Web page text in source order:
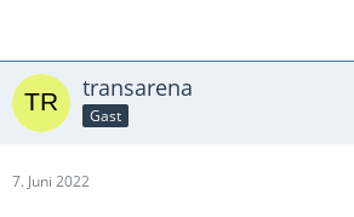
transarena
Gast
7. Juni 2022